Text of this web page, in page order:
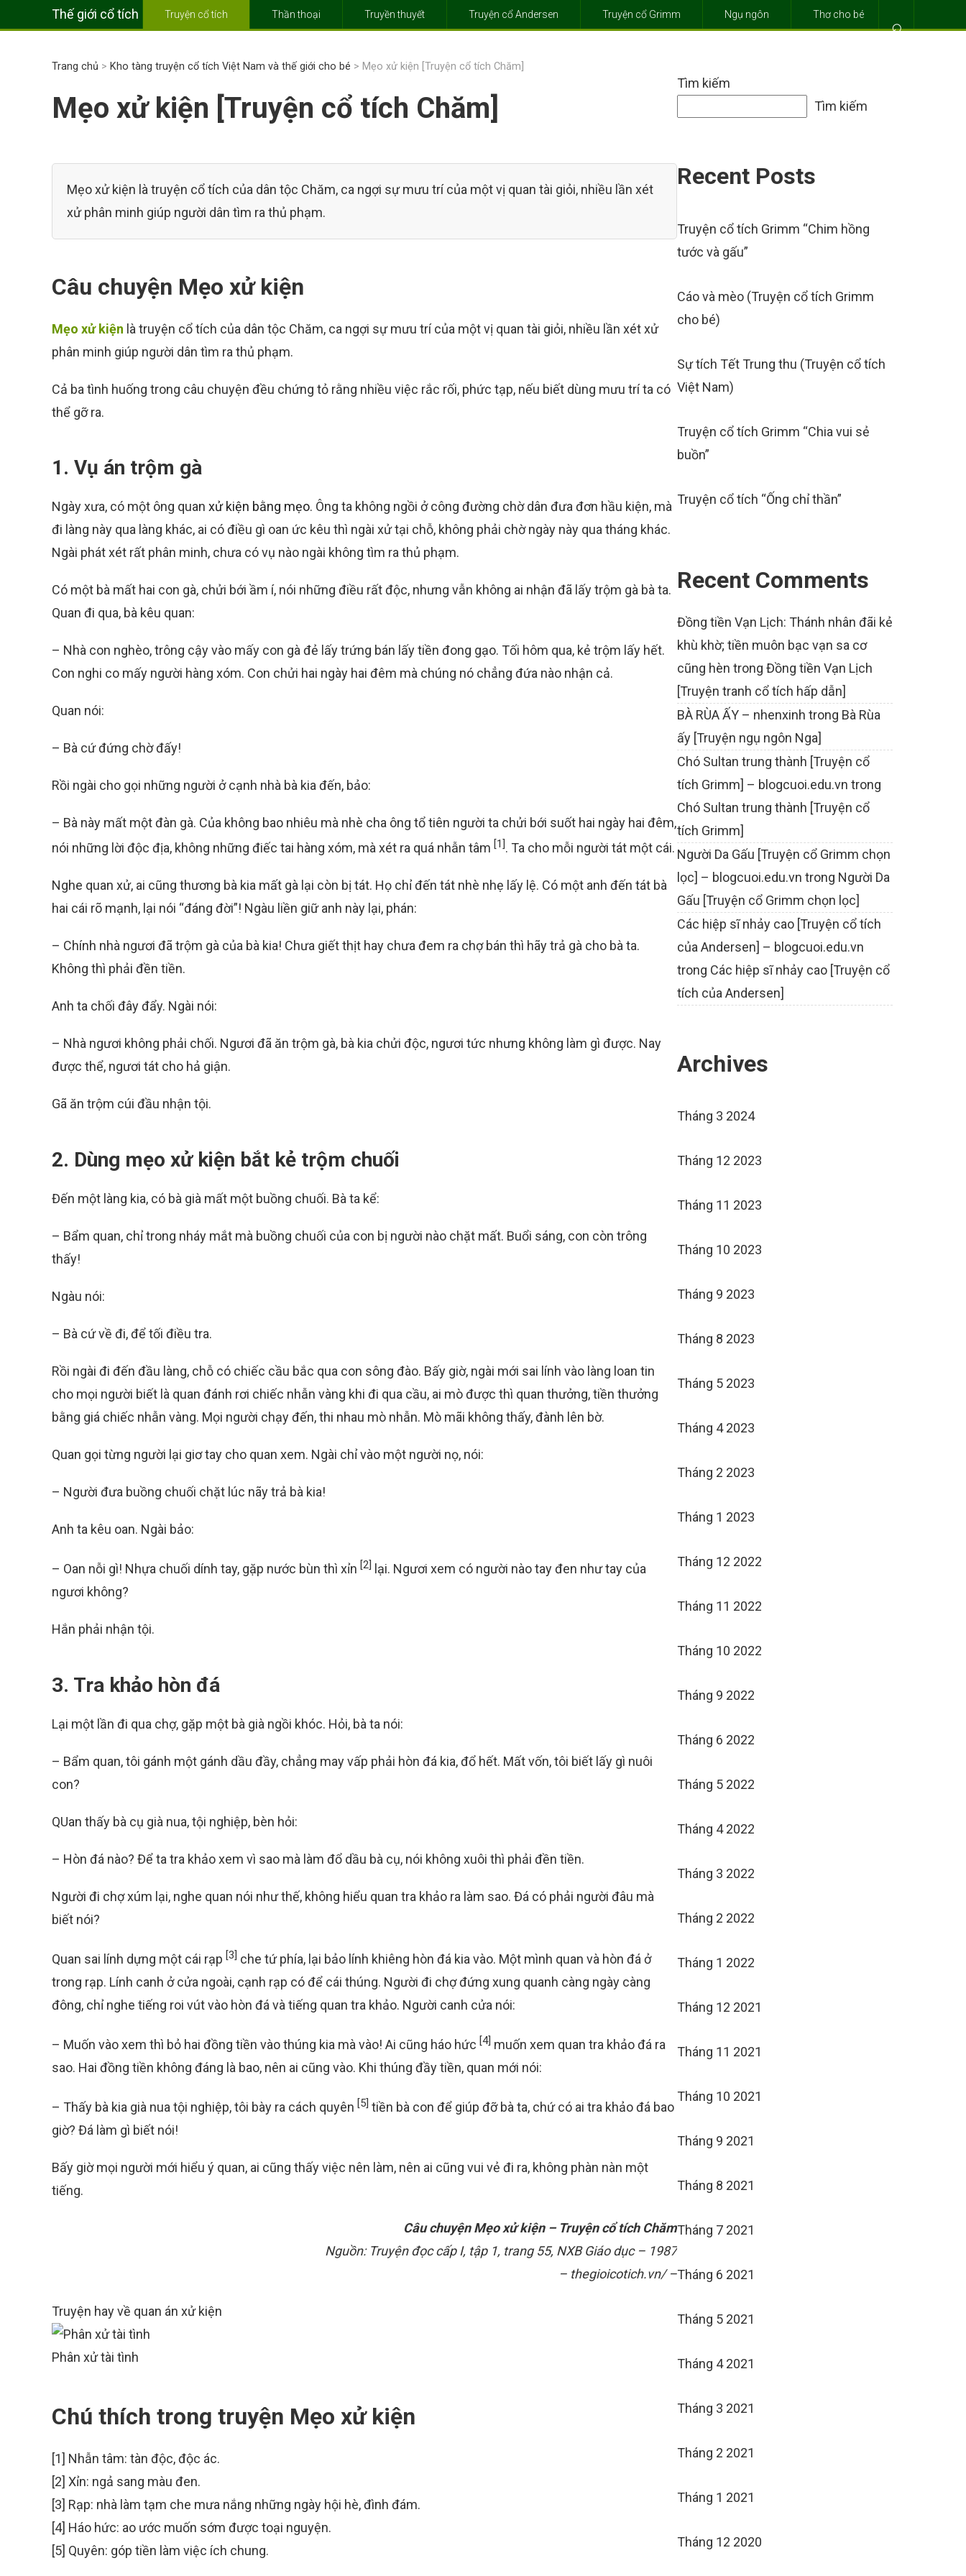
Thế giới cổ tích
⌕
Truyện cổ tích Thần thoại Truyền thuyết Truyện cổ Andersen Truyện cổ Grimm Ngụ ngôn Thơ cho bé
Trang chủ > Kho tàng truyện cổ tích Việt Nam và thế giới cho bé > Mẹo xử kiện [Truyện cổ tích Chăm]
Mẹo xử kiện [Truyện cổ tích Chăm]
Mẹo xử kiện là truyện cổ tích của dân tộc Chăm, ca ngợi sự mưu trí của một vị quan tài giỏi, nhiều lần xét
xử phân minh giúp người dân tìm ra thủ phạm.
Câu chuyện Mẹo xử kiện
Mẹo xử kiện là truyện cổ tích của dân tộc Chăm, ca ngợi sự mưu trí của một vị quan tài giỏi, nhiều lần xét xử
phân minh giúp người dân tìm ra thủ phạm.
Cả ba tình huống trong câu chuyện đều chứng tỏ rằng nhiều việc rắc rối, phức tạp, nếu biết dùng mưu trí ta có
thể gỡ ra.
1. Vụ án trộm gà
Ngày xưa, có một ông quan xử kiện bằng mẹo. Ông ta không ngồi ở công đường chờ dân đưa đơn hầu kiện, mà
đi làng này qua làng khác, ai có điều gì oan ức kêu thì ngài xử tại chỗ, không phải chờ ngày này qua tháng khác.
Ngài phát xét rất phân minh, chưa có vụ nào ngài không tìm ra thủ phạm.
Có một bà mất hai con gà, chửi bới ầm í, nói những điều rất độc, nhưng vẫn không ai nhận đã lấy trộm gà bà ta.
Quan đi qua, bà kêu quan:
– Nhà con nghèo, trông cậy vào mấy con gà đẻ lấy trứng bán lấy tiền đong gạo. Tối hôm qua, kẻ trộm lấy hết.
Con nghi co mấy người hàng xóm. Con chửi hai ngày hai đêm mà chúng nó chẳng đứa nào nhận cả.
Quan nói:
– Bà cứ đứng chờ đấy!
Rồi ngài cho gọi những người ở cạnh nhà bà kia đến, bảo:
– Bà này mất một đàn gà. Của không bao nhiêu mà nhè cha ông tổ tiên người ta chửi bới suốt hai ngày hai đêm,
nói những lời độc địa, không những điếc tai hàng xóm, mà xét ra quá nhẫn tâm [1] . Ta cho mỗi người tát một cái.
Nghe quan xử, ai cũng thương bà kia mất gà lại còn bị tát. Họ chỉ đến tát nhè nhẹ lấy lệ. Có một anh đến tát bà
hai cái rõ mạnh, lại nói “đáng đời”! Ngàu liền giữ anh này lại, phán:
– Chính nhà ngươi đã trộm gà của bà kia! Chưa giết thịt hay chưa đem ra chợ bán thì hãy trả gà cho bà ta.
Không thì phải đền tiền.
Anh ta chối đây đẩy. Ngài nói:
– Nhà ngươi không phải chối. Ngươi đã ăn trộm gà, bà kia chửi độc, ngươi tức nhưng không làm gì được. Nay
được thể, ngươi tát cho hả giận.
Gã ăn trộm cúi đầu nhận tội.
2. Dùng mẹo xử kiện bắt kẻ trộm chuối
Đến một làng kia, có bà già mất một buồng chuối. Bà ta kể:
– Bẩm quan, chỉ trong nháy mắt mà buồng chuối của con bị người nào chặt mất. Buổi sáng, con còn trông
thấy!
Ngàu nói:
– Bà cứ về đi, để tối điều tra.
Rồi ngài đi đến đầu làng, chỗ có chiếc cầu bắc qua con sông đào. Bấy giờ, ngài mới sai lính vào làng loan tin
cho mọi người biết là quan đánh rơi chiếc nhẫn vàng khi đi qua cầu, ai mò được thì quan thưởng, tiền thưởng
bằng giá chiếc nhẫn vàng. Mọi người chạy đến, thi nhau mò nhẫn. Mò mãi không thấy, đành lên bờ.
Quan gọi từng người lại giơ tay cho quan xem. Ngài chỉ vào một người nọ, nói:
– Người đưa buồng chuối chặt lúc nãy trả bà kia!
Anh ta kêu oan. Ngài bảo:
– Oan nỗi gì! Nhựa chuối dính tay, gặp nước bùn thì xỉn [2]
lại. Ngươi xem có người nào tay đen như tay của
ngươi không?
Hắn phải nhận tội.
3. Tra khảo hòn đá
Lại một lần đi qua chợ, gặp một bà già ngồi khóc. Hỏi, bà ta nói:
– Bẩm quan, tôi gánh một gánh dầu đầy, chẳng may vấp phải hòn đá kia, đổ hết. Mất vốn, tôi biết lấy gì nuôi
con?
QUan thấy bà cụ già nua, tội nghiệp, bèn hỏi:
– Hòn đá nào? Để ta tra khảo xem vì sao mà làm đổ dầu bà cụ, nói không xuôi thì phải đền tiền.
Người đi chợ xúm lại, nghe quan nói như thế, không hiểu quan tra khảo ra làm sao. Đá có phải người đâu mà
biết nói?
Quan sai lính dựng một cái rạp [3] che tứ phía, lại bảo lính khiêng hòn đá kia vào. Một mình quan và hòn đá ở
trong rạp. Lính canh ở cửa ngoài, cạnh rạp có để cái thúng. Người đi chợ đứng xung quanh càng ngày càng
đông, chỉ nghe tiếng roi vút vào hòn đá và tiếng quan tra khảo. Người canh cửa nói:
– Muốn vào xem thì bỏ hai đồng tiền vào thúng kia mà vào! Ai cũng háo hức [4] muốn xem quan tra khảo đá ra
sao. Hai đồng tiền không đáng là bao, nên ai cũng vào. Khi thúng đầy tiền, quan mới nói:
– Thấy bà kia già nua tội nghiệp, tôi bày ra cách quyên [5] tiền bà con để giúp đỡ bà ta, chứ có ai tra khảo đá bao
giờ? Đá làm gì biết nói!
Bấy giờ mọi người mới hiểu ý quan, ai cũng thấy việc nên làm, nên ai cũng vui vẻ đi ra, không phàn nàn một
tiếng.
Câu chuyện Mẹo xử kiện – Truyện cổ tích Chăm
Nguồn: Truyện đọc cấp I, tập 1, trang 55, NXB Giáo dục – 1987
– thegioicotich.vn/ –
Truyện hay về quan án xử kiện
Phân xử tài tình
Chú thích trong truyện Mẹo xử kiện
[1] Nhẫn tâm: tàn độc, độc ác.
[2] Xỉn: ngả sang màu đen.
[3] Rạp: nhà làm tạm che mưa nắng những ngày hội hè, đình đám.
[4] Háo hức: ao ước muốn sớm được toại nguyện.
[5] Quyên: góp tiền làm việc ích chung.
Tìm kiếm
Tìm kiếm
Recent Posts
Truyện cổ tích Grimm “Chim hồng
tước và gấu”
Cáo và mèo (Truyện cổ tích Grimm
cho bé)
Sự tích Tết Trung thu (Truyện cổ tích
Việt Nam)
Truyện cổ tích Grimm “Chia vui sẻ
buồn”
Truyện cổ tích “Ống chỉ thần”
Recent Comments
Đồng tiền Vạn Lịch: Thánh nhân đãi kẻ
khù khờ; tiền muôn bạc vạn sa cơ
cũng hèn trong Đồng tiền Vạn Lịch
[Truyện tranh cổ tích hấp dẫn]
BÀ RÙA ẤY – nhenxinh trong Bà Rùa
ấy [Truyện ngụ ngôn Nga]
Chó Sultan trung thành [Truyện cổ
tích Grimm] – blogcuoi.edu.vn trong
Chó Sultan trung thành [Truyện cổ
tích Grimm]
Người Da Gấu [Truyện cổ Grimm chọn
lọc] – blogcuoi.edu.vn trong Người Da
Gấu [Truyện cổ Grimm chọn lọc]
Các hiệp sĩ nhảy cao [Truyện cổ tích
của Andersen] – blogcuoi.edu.vn
trong Các hiệp sĩ nhảy cao [Truyện cổ
tích của Andersen]
Archives
Tháng 3 2024
Tháng 12 2023
Tháng 11 2023
Tháng 10 2023
Tháng 9 2023
Tháng 8 2023
Tháng 5 2023
Tháng 4 2023
Tháng 2 2023
Tháng 1 2023
Tháng 12 2022
Tháng 11 2022
Tháng 10 2022
Tháng 9 2022
Tháng 6 2022
Tháng 5 2022
Tháng 4 2022
Tháng 3 2022
Tháng 2 2022
Tháng 1 2022
Tháng 12 2021
Tháng 11 2021
Tháng 10 2021
Tháng 9 2021
Tháng 8 2021
Tháng 7 2021
Tháng 6 2021
Tháng 5 2021
Tháng 4 2021
Tháng 3 2021
Tháng 2 2021
Tháng 1 2021
Tháng 12 2020